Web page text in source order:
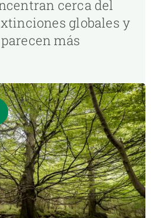
cerca del
globales y
más